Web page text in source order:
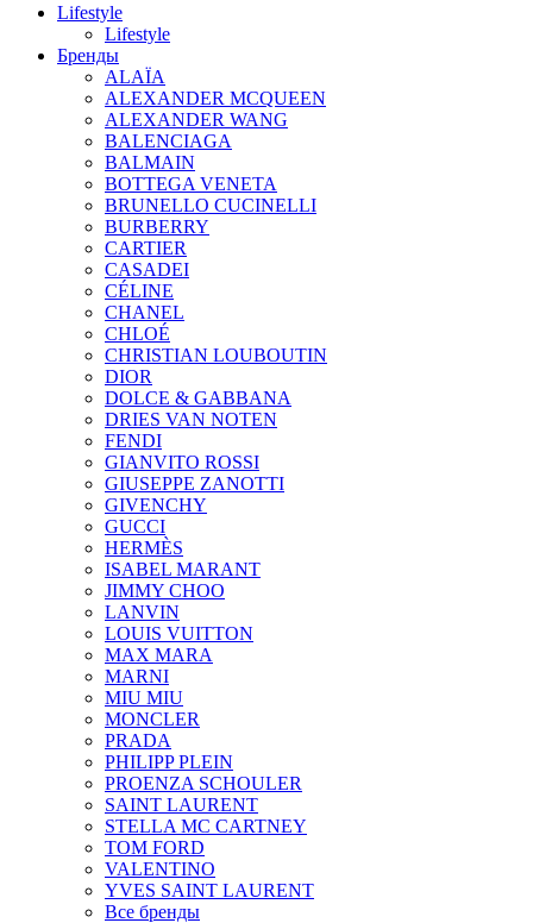
Lifestyle
Lifestyle
Бренды
ALAÏA
ALEXANDER MCQUEEN
ALEXANDER WANG
BALENCIAGA
BALMAIN
BOTTEGA VENETA
BRUNELLO CUCINELLI
BURBERRY
CARTIER
CASADEI
CÉLINE
CHANEL
CHLOÉ
CHRISTIAN LOUBOUTIN
DIOR
DOLCE & GABBANA
DRIES VAN NOTEN
FENDI
GIANVITO ROSSI
GIUSEPPE ZANOTTI
GIVENCHY
GUCCI
HERMÈS
ISABEL MARANT
JIMMY CHOO
LANVIN
LOUIS VUITTON
MAX MARA
MARNI
MIU MIU
MONCLER
PRADA
PHILIPP PLEIN
PROENZA SCHOULER
SAINT LAURENT
STELLA MC CARTNEY
TOM FORD
VALENTINO
YVES SAINT LAURENT
Все бренды